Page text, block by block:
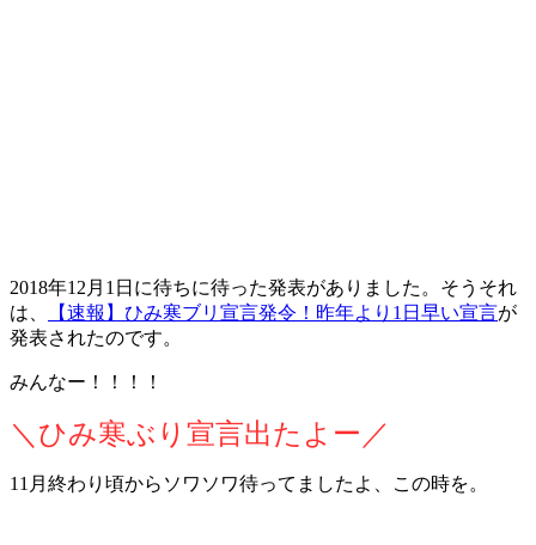
2018年12月1日に待ちに待った発表がありました。そうそれ
は、
【速報】ひみ寒ブリ宣言発令！昨年より1日早い宣言が
発表されたのです。
みんなー！！！！
＼ひみ寒ぶり宣言出たよー／
11月終わり頃からソワソワ待ってましたよ、この時を。